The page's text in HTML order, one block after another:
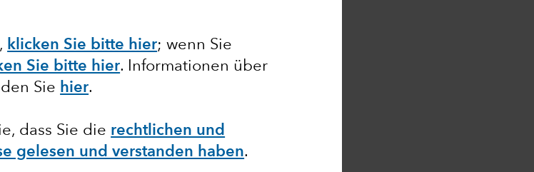
klicken Sie bitte hier; wenn Sie
Sie bitte hier. Informationen über
Sie hier.
dass Sie die rechtlichen und
gelesen und verstanden haben.